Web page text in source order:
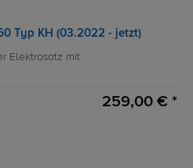
Typ KH (03.2022 - jetzt)
Elektrosatz mit
259,00 € *